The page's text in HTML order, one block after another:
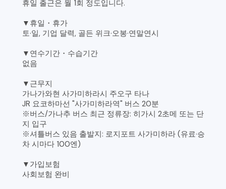
휴일 출근은 월 1회 정도입니다.
▼휴일・휴가
토·일, 기업 달력, 골든 위크·오봉·연말연시
▼연수기간・수습기간
없음
▼근무지
가나가와현 사가미하라시 주오구 타나
JR 요코하마선 "사가미하라역" 버스 20분
※버스/가나추 버스 최근 정류장: 히가시 2초메 또는 단
지 입구
※셔틀버스 있음 출발지: 로지포트 사가미하라 (유료·승
차 시마다 100엔)
▼가입보험
사회보험 완비